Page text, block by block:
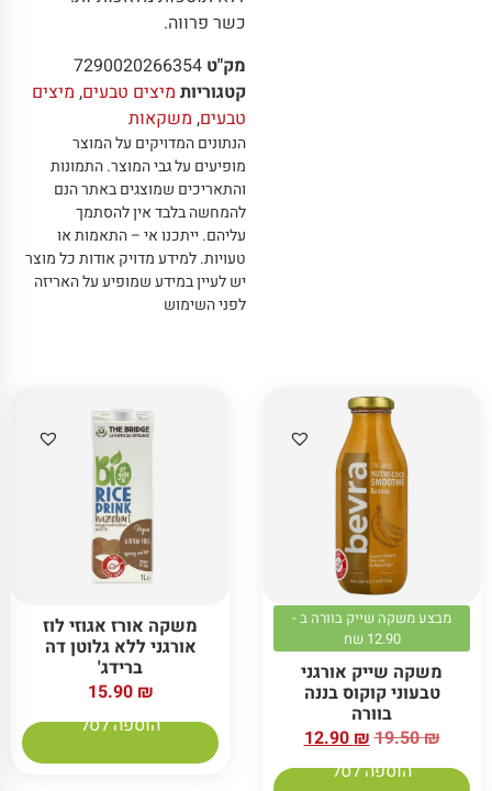
כשר פרווה.
מק"ט 7290020266354
קטגוריות מיצים טבעים, מיצים
טבעים, משקאות
הנתונים המדויקים על המוצר
מופיעים על גבי המוצר.התמונות
והתאריכים שמוצגים באתר הנם
להמחשה בלבד אין להסתמך
עליהם.ייתכנו אי – התאמות או
טעויות.למידע מדויק אודות כל מוצר
יש לעיין במידע שמופיע על האריזה
לפני השימוש
מבצע משקה שייק בוורה ב -
12.90 שח
משקה שייק אורגני
טבעוני קוקוס בננה
בוורה
19.50₪
12.90₪
הוספה לסל
משקה אורז אגוזי לוז
אורגני ללא גלוטן דה
ברידג'
15.90 ₪
הוספה לסל